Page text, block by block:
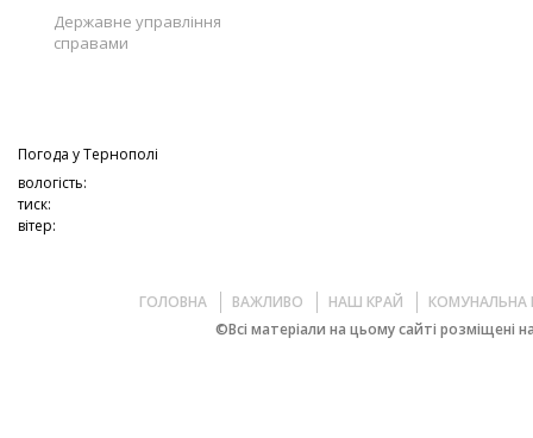
Державне управління
справами
Погода уТернополі
вологість:
тиск:
вітер:
ГОЛОВНА ВАЖЛИВО НАШ КРАЙ
КОМУНАЛЬНА
©Всі матеріали на цьому сайті розміщені